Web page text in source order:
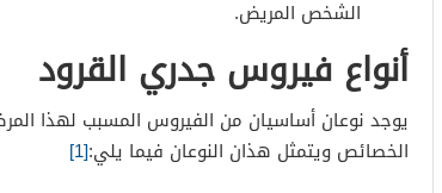
الشخص المريض.
أنواع فيروس جدري القرود
يوجد نوعان أساسيان من الفيروس المسبب لهذا
الخصائص ويتمثل هذان النوعان فيما يلي:[1]